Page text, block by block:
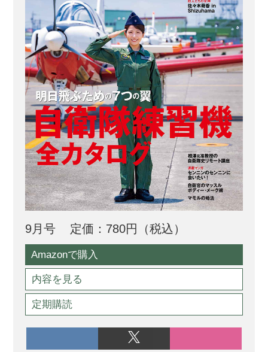
9月号 定価：780円（税込）
Amazonで購入
内容を見る
定期購読